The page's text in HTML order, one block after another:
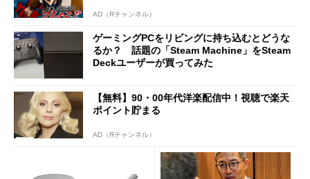
AD（Rチャンネル）
ゲーミングPCをリビングに持ち込むとどうな
るか？ 話題の「Steam Machine」をSteam
Deckユーザーが買ってみた
【無料】90・00年代洋楽配信中！視聴で楽天
ポイント貯まる
AD（Rチャンネル）